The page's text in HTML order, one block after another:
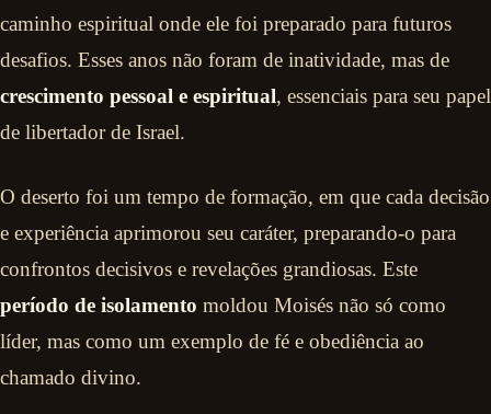
caminho espiritual onde ele foi preparado para futuros
desafios. Esses anos não foram de inatividade, mas de
crescimento pessoal e espiritual, essenciais para seu papel
de libertador de Israel.
O deserto foi um tempo de formação, em que cada decisão
e experiência aprimorou seu caráter, preparando-o para
confrontos decisivos e revelações grandiosas. Este
período de isolamento moldou Moisés não só como
líder, mas como um exemplo de fé e obediência ao
chamado divino.